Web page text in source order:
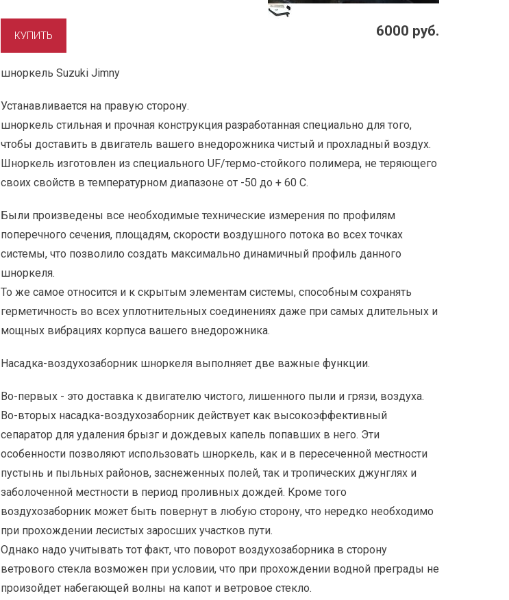
6000 руб.
шноркель Suzuki Jimny
Устанавливается на правую сторону.
шноркель стильная и прочная конструкция разработанная специально для того,
чтобы доставить в двигатель вашего внедорожника чистый и прохладный воздух.
Шноркель изготовлен из специального UF/термо-стойкого полимера, не теряющего
своих свойств в температурном диапазоне от -50 до + 60 С.
Были произведены все необходимые технические измерения по профилям
поперечного сечения, площадям, скорости воздушного потока во всех точках
системы, что позволило создать максимально динамичный профиль данного
шноркеля.
То же самое относится и к скрытым элементам системы, способным сохранять
герметичность во всех уплотнительных соединениях даже при самых длительных и
мощных вибрациях корпуса вашего внедорожника.
Насадка-воздухозаборник шноркеля выполняет две важные функции.
Во-первых - это доставка к двигателю чистого, лишенного пыли и грязи, воздуха.
Во-вторых насадка-воздухозаборник действует как высокоэффективный
сепаратор для удаления брызг и дождевых капель попавших в него. Эти
особенности позволяют использовать шноркель, как и в пересеченной местности
пустынь и пыльных районов, заснеженных полей, так и тропических джунглях и
заболоченной местности в период проливных дождей. Кроме того
воздухозаборник может быть повернут в любую сторону, что нередко необходимо
при прохождении лесистых заросших участков пути.
Однако надо учитывать тот факт, что поворот воздухозаборника в сторону
ветрового стекла возможен при условии, что при прохождении водной преграды не
произойдет набегающей волны на капот и ветровое стекло.